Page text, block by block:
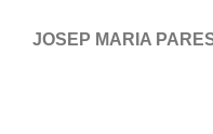
JOSEP MARIA